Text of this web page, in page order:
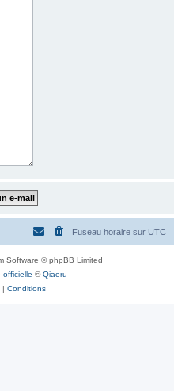
Fuseau horaire sur UTC
Software © phpBB Limited
officielle ©Qiaeru
| Conditions